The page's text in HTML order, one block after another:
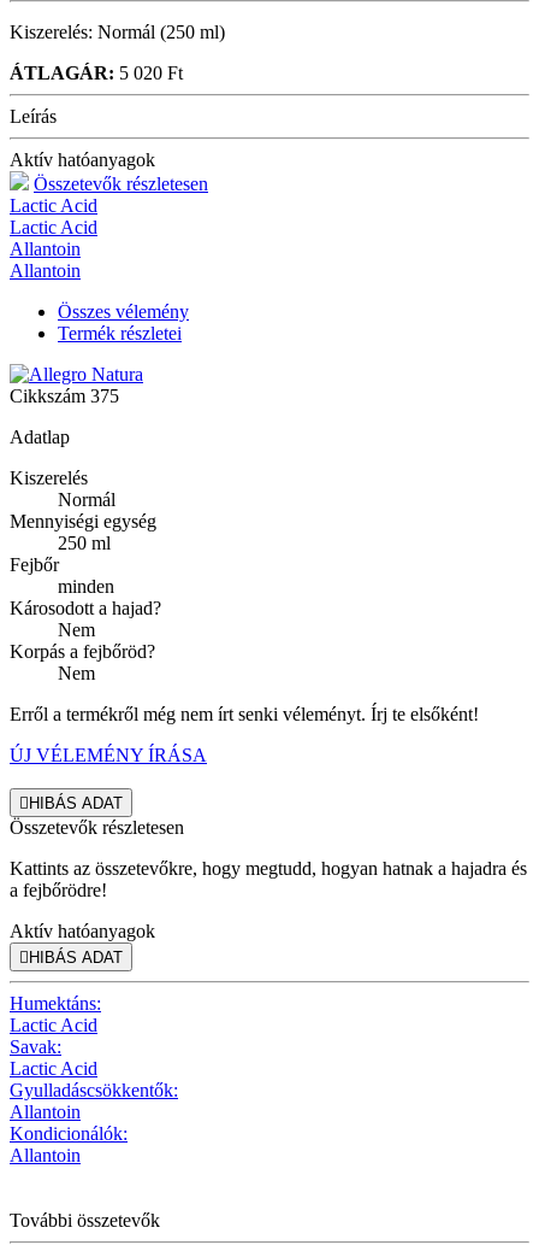
Kiszerelés: Normál (250 ml)
ÁTLAGÁR: 5 020 Ft
Leírás
Aktív hatóanyagok
Összetevők részletesen
Lactic Acid
Lactic Acid
Allantoin
Allantoin
Összes vélemény
Termék részletei
Cikkszám 375
Adatlap
Kiszerelés
Normál
Mennyiségi egység
250 ml
Fejbőr
minden
Károsodott a hajad?
Nem
Korpás a fejbőröd?
Nem
Erről a termékről még nem írt senki véleményt. Írj te elsőként!
ÚJ VÉLEMÉNY ÍRÁSA
HIBÁS ADAT
Összetevők részletesen
Kattints az összetevőkre, hogy megtudd, hogyan hatnak a hajadra és
a fejbőrödre!
Aktív hatóanyagok
HIBÁS ADAT
Humektáns:
Lactic Acid
Savak:
Lactic Acid
Gyulladáscsökkentők:
Allantoin
Kondicionálók:
Allantoin
További összetevők